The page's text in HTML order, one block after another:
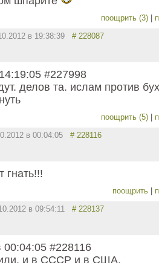
поощрить (3)
в 19:38:39 # 228087
#227998
делов та. ислам против
поощрить (5)
в 00:04:05 # 228116
гнать!!!
поощрить
в 09:54:11 # 228137
00:04:05 #228116
и в СССР и в США.